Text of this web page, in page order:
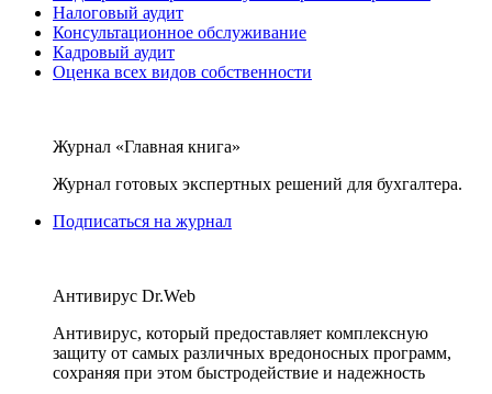
Налоговый аудит
Консультационное обслуживание
Кадровый аудит
Оценка всех видов собственности
Журнал «Главная книга»
Журнал готовых экспертных решений для бухгалтера.
Подписаться на журнал
Антивирус Dr.Web
Антивирус, который предоставляет комплексную
защиту от самых различных вредоносных программ,
сохраняя при этом быстродействие и надежность